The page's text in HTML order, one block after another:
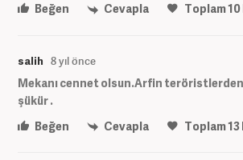
Beğen
Cevapla Toplam10
salih 8 yıl önce
Mekanı cennet olsun.Arfin
şükür .
Beğen
Cevapla Toplam13